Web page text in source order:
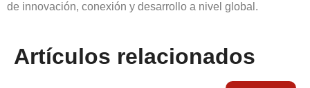
de innovación, conexión y desarrollo a nivel global.
Artículos relacionados